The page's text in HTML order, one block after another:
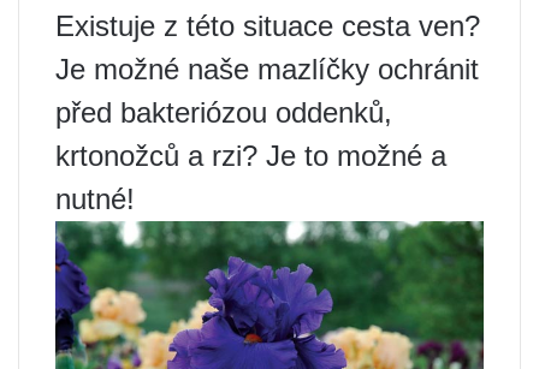
Existuje z této situace cesta ven?
Je možné naše mazlíčky ochránit
před bakteriózou oddenků,
krtonožců a rzi? Je to možné a
nutné!